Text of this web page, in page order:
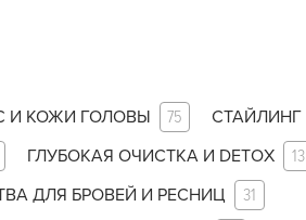
И КОЖИ ГОЛОВЫ 75 СТАЙЛИНГ
ГЛУБОКАЯ ОЧИСТКА И DETOX 13
ДЛЯ БРОВЕЙ И РЕСНИЦ 31